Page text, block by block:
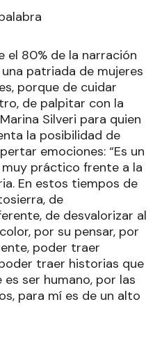
el 80% de la narración
patriada de mujeres
porque de cuidar
de palpitar con la
Silveri para quien
la posibilidad de
emociones: “Es un
práctico frente a la
En estos tiempos de
de
de desvalorizar al
por su pensar, por
poder traer
traer historias que
ser humano, por las
para mí es de un alto